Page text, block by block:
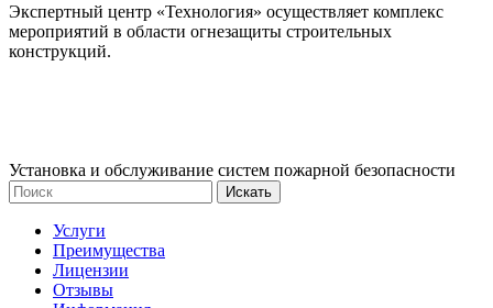
Экспертный центр «Технология» осуществляет комплекс
мероприятий в области огнезащиты строительных
конструкций.
Установка и обслуживание систем пожарной безопасности
Услуги
Преимущества
Лицензии
Отзывы